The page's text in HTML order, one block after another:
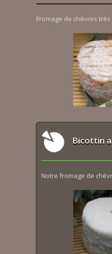
Fromage de chèvres
Bicottin
Notre fromage de